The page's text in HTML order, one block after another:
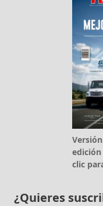
edición
clic
¿Quieres